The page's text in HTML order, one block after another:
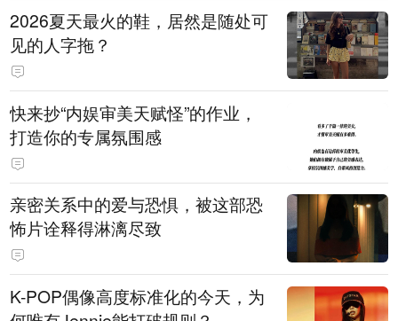
2026夏天最火的鞋，居然是随处可
见的人字拖？
快来抄“内娱审美天赋怪”的作业，
打造你的专属氛围感
亲密关系中的爱与恐惧，被这部恐
怖片诠释得淋漓尽致
K-POP偶像高度标准化的今天，为